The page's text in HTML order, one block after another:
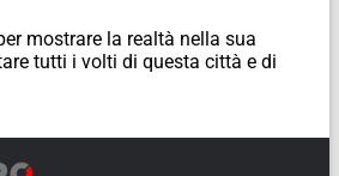
mostrare la realtà nella sua
tutti i volti di questa città e di